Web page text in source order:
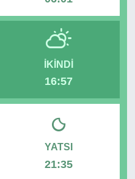
İKINDI
16:57
YATSI
21:35